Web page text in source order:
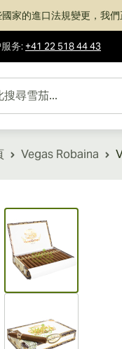
家的進口法規變更，我
务:+41 22 518 44 43
茄...
Vegas Robaina
View larger